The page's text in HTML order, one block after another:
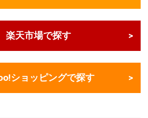
楽天市場で探す
ショッピングで探す